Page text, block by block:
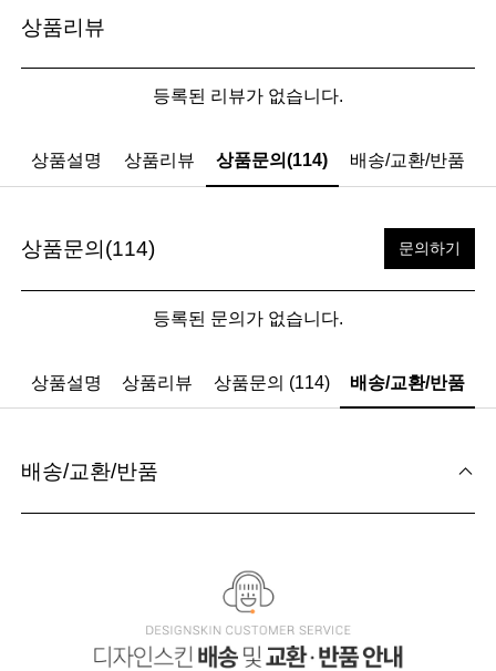
상품리뷰
등록된 리뷰가 없습니다.
상품설명 상품리뷰 상품문의(114) 배송/교환/반품
상품문의(114) 문의하기
등록된 문의가 없습니다.
상품설명 상품리뷰 상품문의 (114) 배송/교환/반품
배송/교환/반품